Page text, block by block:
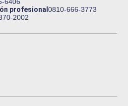
profesional0810-666-3773
2002